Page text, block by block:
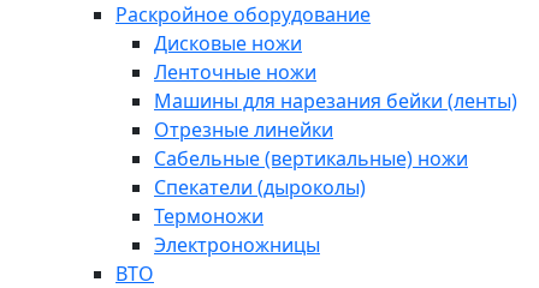
Раскройное оборудование
Дисковые ножи
Ленточные ножи
Машины для нарезания бейки (ленты)
Отрезные линейки
Сабельные (вертикальные) ножи
Спекатели (дыроколы)
Термоножи
Электроножницы
ВТО